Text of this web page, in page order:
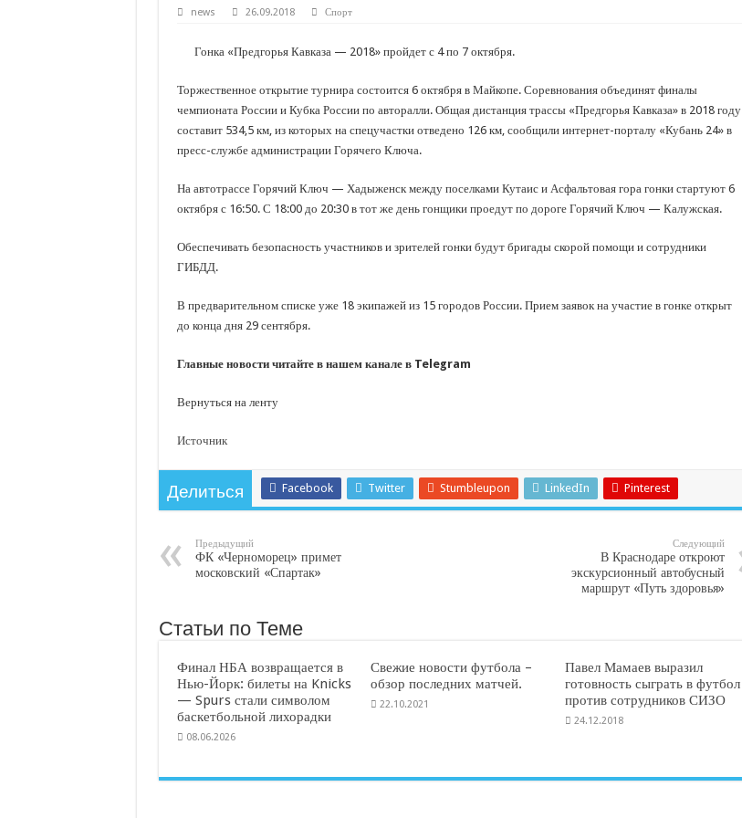
С нового учебного года в 35 школах Кубани запустят проект «Предпринимательские классы 2.0»
В городах и районах Кубани отметили День России
Стартовал прием заявок на 20-й юбилейный молодежный форум «Регион 93»
news 26.09.2018 Спорт
Гонка «Предгорья Кавказа — 2018» пройдет с 4 по 7 октября.
Торжественное открытие турнира состоится 6 октября в Майкопе. Соревнования объединят финалы
чемпионата России и Кубка России по авторалли. Общая дистанция трассы «Предгорья Кавказа» в 2018 году
составит 534,5 км, из которых на спецучастки отведено 126 км, сообщили интернет-порталу «Кубань 24» в
пресс-службе администрации Горячего Ключа.
На автотрассе Горячий Ключ — Хадыженск между поселками Кутаис и Асфальтовая гора гонки стартуют 6
октября с 16:50. С 18:00 до 20:30 в тот же день гонщики проедут по дороге Горячий Ключ — Калужская.
Обеспечивать безопасность участников и зрителей гонки будут бригады скорой помощи и сотрудники
ГИБДД.
В предварительном списке уже 18 экипажей из 15 городов России. Прием заявок на участие в гонке открыт
до конца дня 29 сентября.
Главные новости читайте в нашем канале в Telegram
Вернуться на ленту
Источник
Делиться Facebook Twitter Stumbleupon LinkedIn Pinterest
Предыдущий
ФК «Черноморец» примет
московский «Спартак»
Следующий
В Краснодаре откроют
экскурсионный автобусный
маршрут «Путь здоровья»
Статьи по Теме
Финал НБА возвращается в
Нью-Йорк: билеты на Knicks
— Spurs стали символом
баскетбольной лихорадки
08.06.2026
Свежие новости футбола –
обзор последних матчей.
22.10.2021
Павел Мамаев выразил
готовность сыграть в футбол
против сотрудников СИЗО
24.12.2018